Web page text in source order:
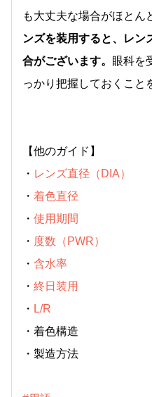
も大丈夫な場合がほとん
ンズを装用すると、レン
合がございます。
眼科を
っかり把握しておくこと
【他のガイド】
・ レンズ直径（DIA）
・ 着色直径
・ 使用期間
・ 度数（PWR）
・ 含水率
・ 終日装用
・ L/R
・ 着色構造
・ 製造方法